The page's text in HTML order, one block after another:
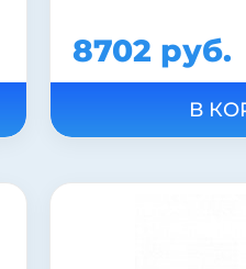
8702 руб.